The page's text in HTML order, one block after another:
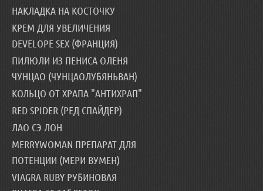
НАКЛАДКА НА КОСТОЧКУ
КРЕМ ДЛЯ УВЕЛИЧЕНИЯ
DEVELOPE SEX (ФРАНЦИЯ)
ПИЛЮЛИ ИЗ ПЕНИСА ОЛЕНЯ
ЧУНЦАО (ЧУНЦАОЛУБЯНЬВАН)
КОЛЬЦО ОТ ХРАПА "АНТИХРАП"
RED SPIDER (РЕД СПАЙДЕР)
ЛАО СЭ ЛОН
MERRYWOMAN ПРЕПАРАТ ДЛЯ
ПОТЕНЦИИ (МЕРИ ВУМЕН)
VIAGRA RUBY РУБИНОВАЯ